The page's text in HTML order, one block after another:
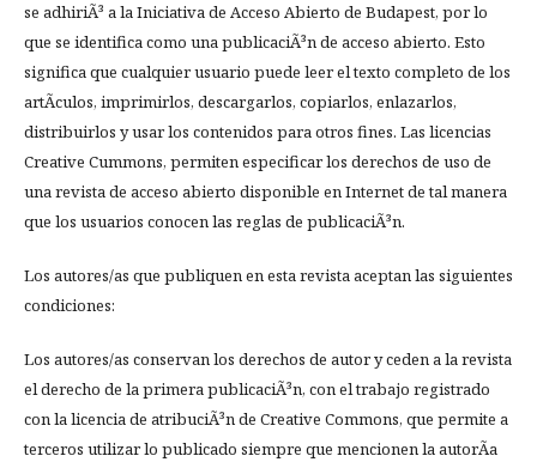
se adhiriÃ³ a la Iniciativa de Acceso Abierto de Budapest, por lo
que se identifica como una publicaciÃ³n de acceso abierto. Esto
significa que cualquier usuario puede leer el texto completo de los
artÃ­culos, imprimirlos, descargarlos, copiarlos, enlazarlos,
distribuirlos y usar los contenidos para otros fines. Las licencias
Creative Cummons, permiten especificar los derechos de uso de
una revista de acceso abierto disponible en Internet de tal manera
que los usuarios conocen las reglas de publicaciÃ³n.
Los autores/as que publiquen en esta revista aceptan las siguientes
condiciones:
Los autores/as conservan los derechos de autor y ceden a la revista
el derecho de la primera publicaciÃ³n, con el trabajo registrado
con la licencia de atribuciÃ³n de Creative Commons, que permite a
terceros utilizar lo publicado siempre que mencionen la autorÃ­a